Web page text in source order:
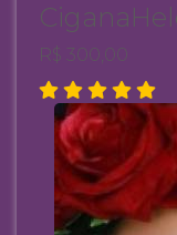
R$ 300,00